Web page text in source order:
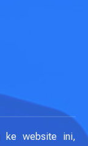
ke website ini,